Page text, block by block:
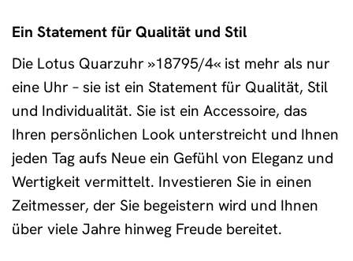
Ein Statement für Qualität und Stil
Die Lotus Quarzuhr »18795/4« ist mehr als nur
eine Uhr – sie ist ein Statement für Qualität, Stil
und Individualität. Sie ist ein Accessoire, das
Ihren persönlichen Look unterstreicht und Ihnen
jeden Tag aufs Neue ein Gefühl von Eleganz und
Wertigkeit vermittelt. Investieren Sie in einen
Zeitmesser, der Sie begeistern wird und Ihnen
über viele Jahre hinweg Freude bereitet.